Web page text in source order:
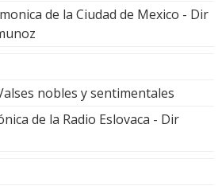
de la Ciudad de Mexico - Dir
nobles y sentimentales
de la Radio Eslovaca - Dir